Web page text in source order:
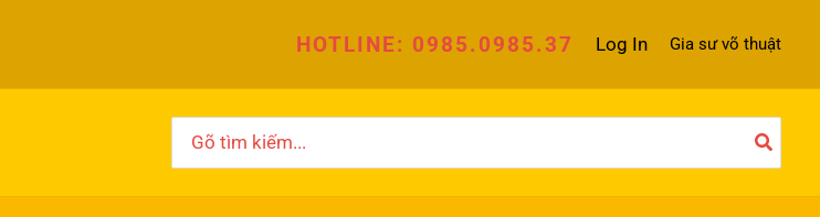
HOTLINE: 0985.0985.37 Log In Gia sư võ thuật
for: